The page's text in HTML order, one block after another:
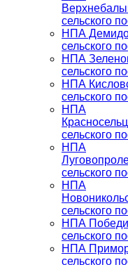
сельского
НПА
сельского
НПА
сельского
НПА
сельского
НПА
сельского
НПА
сельского
НПА
сельского
НПА
сельского
НПА
сельского